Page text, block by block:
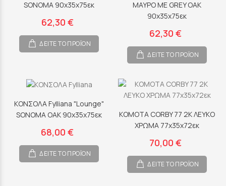
SONOMA 90x35x75εκ
62,30 €
ΔΕΙΤΕ ΤΟ ΠΡΟΪΟΝ
ΜΑΥΡΟ ΜΕ GREY OAK
90x35x75εκ
62,30 €
ΔΕΙΤΕ ΤΟ ΠΡΟΪΟΝ
ΚΟΝΣΟΛΑ Fylliana "Lounge"
SONOMA OAK 90x35x75εκ
68,00 €
ΔΕΙΤΕ ΤΟ ΠΡΟΪΟΝ
ΚΟΜΟΤΑ CORBY 77 2K ΛΕΥΚΟ
ΧΡΩΜΑ 77x35x72εκ
70,00 €
ΔΕΙΤΕ ΤΟ ΠΡΟΪΟΝ